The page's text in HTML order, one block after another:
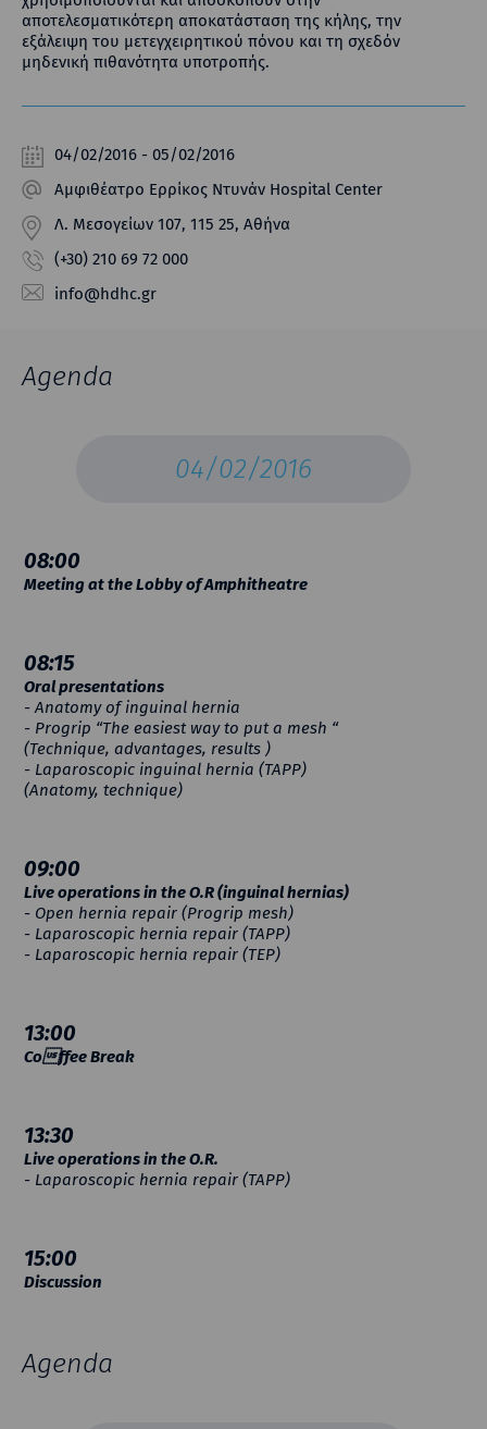
αποτελεσματικότερη αποκατάσταση της κήλης, την
εξάλειψη του μετεγχειρητικού πόνου και τη σχεδόν
μηδενική πιθανότητα υποτροπής.
04/02/2016 - 05/02/2016
Αμφιθέατρο Ερρίκος Ντυνάν Hospital Center
Λ. Μεσογείων 107, 115 25, Αθήνα
(+30) 210 69 72 000
info@hdhc.gr
Agenda
04/02/2016
08:00
Meeting at the Lobby of Amphitheatre
08:15
Oral presentations
- Anatomy of inguinal hernia
- Progrip “The easiest way to put a mesh “
(Technique, advantages, results )
- Laparoscopic inguinal hernia (TAPP)
(Anatomy, technique)
09:00
Live operations in the O.R (inguinal hernias)
- Open hernia repair (Progrip mesh)
- Laparoscopic hernia repair (TAPP)
- Laparoscopic hernia repair (TEP)
13:00
Coffee Break
13:30
Live operations in the O.R.
- Laparoscopic hernia repair (TAPP)
15:00
Discussion
Agenda